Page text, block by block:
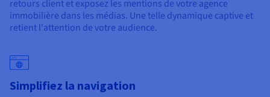
retours client et exposez les mentions de votre agence
immobilière dans les médias. Une telle dynamique captive et
retient l'attention de votre audience.
Simplifiez la navigation